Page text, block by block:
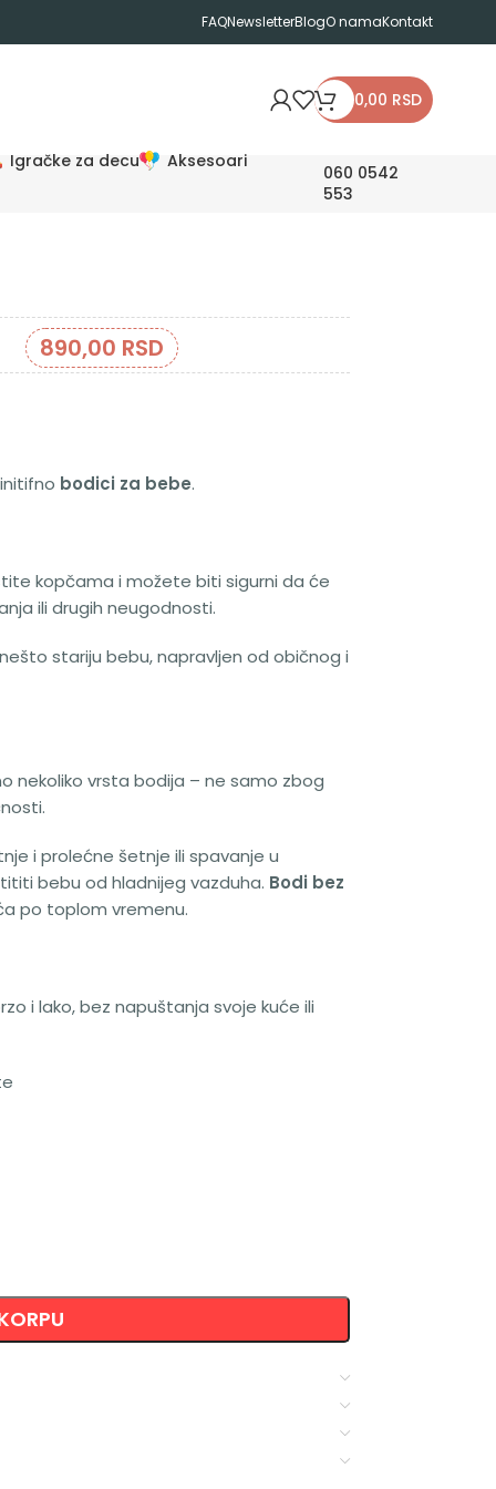
FAQNewsletterBlogO namaKontakt
0,00 RSD
Igračke za decu Aksesoari
060 0542
553
890,00 RSD
bodici za bebe.
kopčama i možete biti sigurni da će
ili drugih neugodnosti.
stariju bebu, napravljen od običnog i
nekoliko vrsta bodija – ne samo zbog
i prolećne šetnje ili spavanje u
bebu od hladnijeg vazduha. Bodi bez
po toplom vremenu.
i lako, bez napuštanja svoje kuće ili